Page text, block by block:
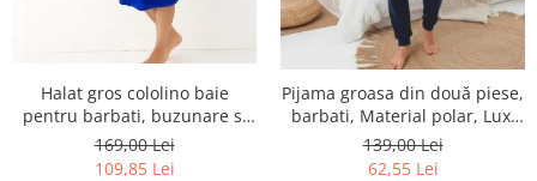
Halat gros cololino baie
pentru barbati, buzunare si
cordon in talie, albastru
169,00 Lei
109,85 Lei
Pijama groasa din două piese,
barbati, Material polar, Lux,
BakI90 100%micro
139,00 Lei
62,55 Lei